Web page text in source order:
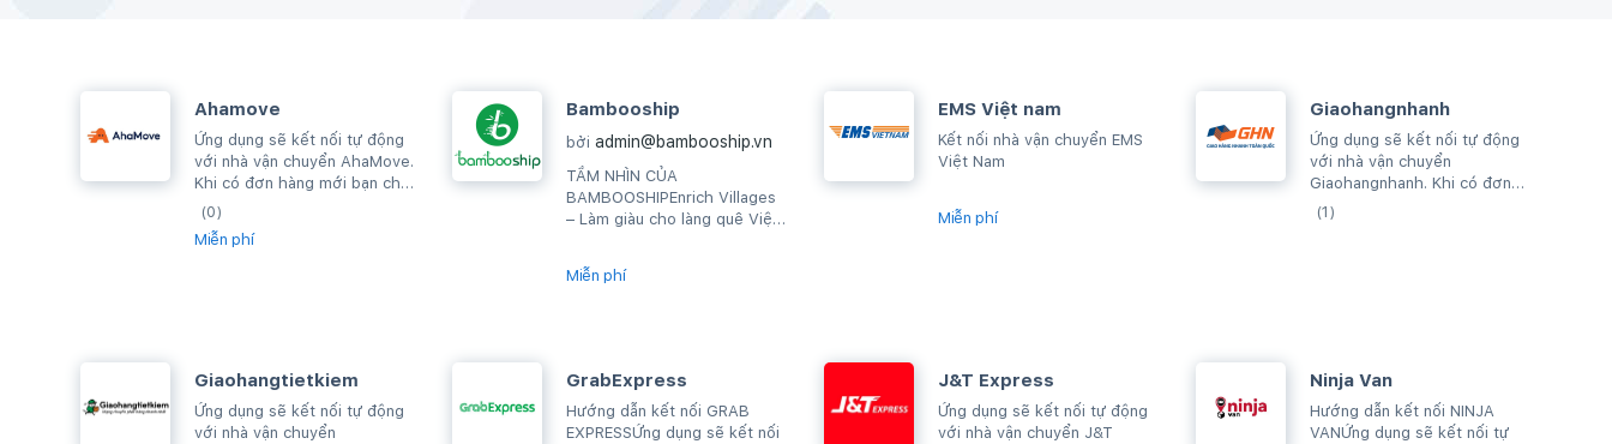
Ahamove
Ứng dụng sẽ kết nối tự động
với nhà vận chuyển AhaMove.
Khi có đơn hàng mới bạn chỉ
cần thực hiện giao hàng,
đơn...
(0)
Miễn phí
Bambooship
bởiadmin@bambooship.vn
TẦM NHÌN CỦA
BAMBOOSHIPEnrich Villages
– Làm giàu cho làng quê Việt
hội việc làm và cơ hội hợp
tác...
Miễn phí
EMS Việt nam
Kết nối nhà vận chuyển EMS
Việt Nam
Miễn phí
Giaohangnhanh
Ứng dụng sẽ kết nối tự động
với nhà vận chuyển
Giaohangnhanh. Khi có đơn
hàng mới bạn chỉ cần thực
(1)
Giaohangtietkiem
Ứng dụng sẽ kết nối tự động
với nhà vận chuyển
GrabExpress
Hướng dẫn kết nối GRAB
EXPRESSỨng dụng sẽ kết nối
J&T Express
Ứng dụng sẽ kết nối tự động
với nhà vận chuyển J&T
Ninja Van
Hướng dẫn kết nối NINJA
VANỨng dụng sẽ kết nối tự